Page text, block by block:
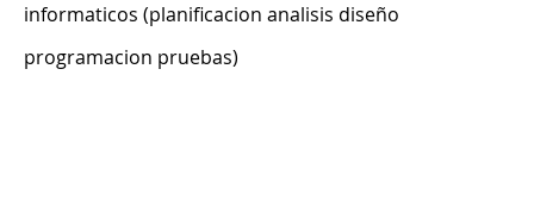
informaticos (planificacion analisis diseño
programacion pruebas)